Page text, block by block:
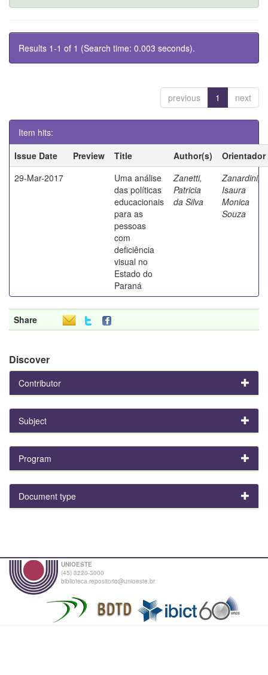
Results 1-1 of 1 (Search time: 0.003 seconds).
previous 1 next
Item hits:
Issue Date
Preview Title Author(s)
Orientador
29-Mar-2017
Uma análise
das políticas
educacionais
para as
pessoas
com
deficiência
visual no
Estado do
Paraná
Zanetti,
Patricia
da Silva
Zanardini,
Isaura
Monica
Souza
Share
Discover
Contributor
Subject
Program
Document type
UNIOESTE
(45) 3220-3000
biblioteca.repositorio@unioeste.br